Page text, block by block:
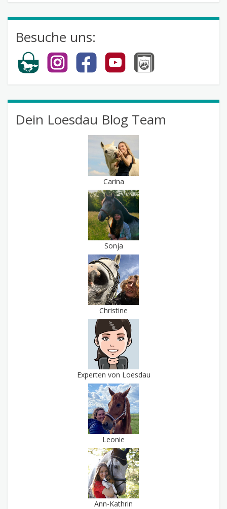
Besuche uns:
Dein Loesdau Blog Team
Carina
Sonja
Christine
Experten von Loesdau
Leonie
Ann-Kathrin